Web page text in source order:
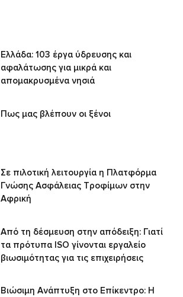
Ελλάδα: 103 έργα ύδρευσης και
αφαλάτωσης για μικρά και
απομακρυσμένα νησιά
Πως μας βλέπουν οι ξένοι
Σε πιλοτική λειτουργία η Πλατφόρμα
Γνώσης Ασφάλειας Τροφίμων στην
Αφρική
Από τη δέσμευση στην απόδειξη: Γιατί
τα πρότυπα ISO γίνονται εργαλείο
βιωσιμότητας για τις επιχειρήσεις
Βιώσιμη Ανάπτυξη στο Επίκεντρο: Η